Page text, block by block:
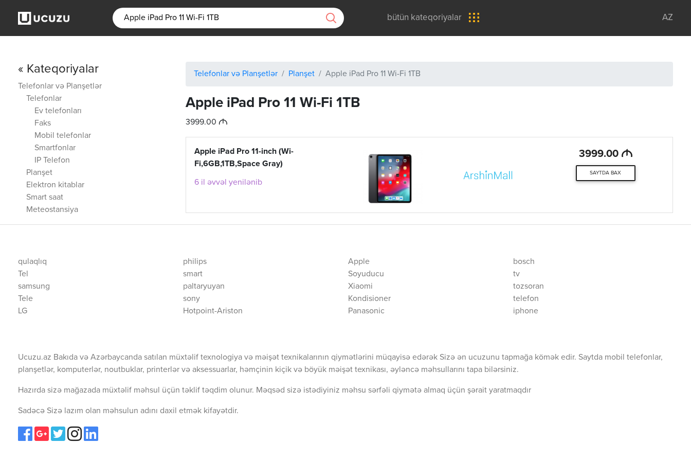
bütün kateqoriyalar AZ
« Kateqoriyalar
Telefonlar və Planşetlər
Telefonlar
Ev telefonları
Faks
Mobil telefonlar
Smartfonlar
IP Telefon
Planşet
Elektron kitablar
Smart saat
Meteostansiya
Telefonlar və Planşetlər Planşet Apple iPad Pro 11 Wi-Fi 1TB
Apple iPad Pro 11 Wi-Fi 1TB
3999.00 M
Apple iPad Pro 11-inch (Wi-
Fi,6GB,1TB,Space Gray)
6 il əvvəl yenilənib
3999.00 M
SAYTDA BAX
qulaqlıq
Tel
samsung
Tele
LG
philips
smart
paltaryuyan
sony
Hotpoint-Ariston
Apple
Soyuducu
Xiaomi
Kondisioner
Panasonic
bosch
tv
tozsoran
telefon
iphone
Ucuzu.az Bakıda və Azərbaycanda satılan müxtəlif texnologiya və məişət texnikalarının qiymətlərini müqayisə edərək Sizə ən ucuzunu tapmağa kömək edir. Saytda mobil telefonlar,
planşetlər, komputerlər, noutbuklar, printerlər və aksessuarlar, həmçinin kiçik və böyük məişət texnikası, əyləncə məhsullarını tapa bilərsiniz.
Hazırda sizə mağazada müxtəlif məhsul üçün təklif təqdim olunur. Məqsəd sizə istədiyiniz məhsu sərfəli qiymətə almaq üçün şərait yaratmaqdır
Sadəcə Sizə lazım olan məhsulun adını daxil etmək kifayətdir.